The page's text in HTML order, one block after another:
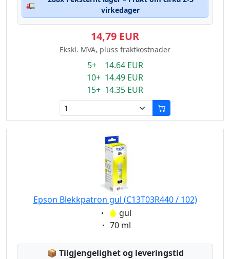
🚛
virkedager
14,79 EUR
Ekskl. MVA, pluss fraktkostnader
5+ 14.64 EUR
10+ 14.49 EUR
15+ 14.35 EUR
Epson Blekkpatron gul (C13T03R440 / 102)
Eigenschaft:
gul
Eigenschaft:
70 ml
📦 Lagerstatus:
Tilgjengelighet og leveringstid